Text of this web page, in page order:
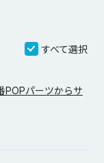
すべて選択
POPパーツからサ